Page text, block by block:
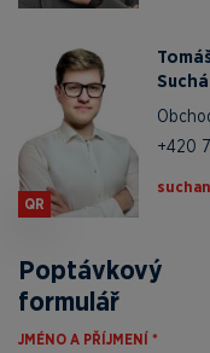
QR
+420
Poptávkový
formulář
JMÉNO A PŘÍJMENÍ *